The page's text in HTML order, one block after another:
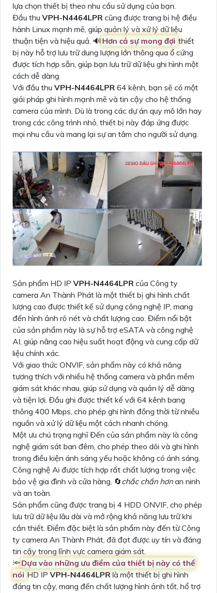
lựa chọn thiết bị theo nhu cầu sử dụng của bạn.
Đầu thu VPH-N4464LPR cũng được trang bị hệ điều
hành Linux mạnh mẽ, giúp quản lý và xử lý dữ liệu
thuận tiện và hiệu quả. 🔊 Hơn cả sự mong đợi thiết
bị này hỗ trợ lưu trữ dung lượng lớn thông qua ổ cứng
được tích hợp sẵn, giúp bạn lưu trữ dữ liệu ghi hình một
cách dễ dàng.
Với đầu thu VPH-N4464LPR 64 kênh, bạn sẽ có một
giải pháp ghi hình mạnh mẽ và tin cậy cho hệ thống
camera của mình. Dù là trong các dự án quy mô lớn hay
trong các công trình nhỏ, thiết bị này đáp ứng được
mọi nhu cầu và mang lại sự an tâm cho người sử dụng.
Sản phẩm HD IP VPH-N4464LPR của Công ty
camera An Thành Phát là một thiết bị ghi hình chất
lượng cao được thiết kế sử dụng công nghệ IP, mang
đến hình ảnh rõ nét và chất lượng cao. Điểm nổi bật
của sản phẩm này là sự hỗ trợ eSATA và công nghệ
AI, giúp nâng cao hiệu suất hoạt động và cung cấp dữ
liệu chính xác.
Với giao thức ONVIF, sản phẩm này có khả năng
tương thích với nhiều hệ thống camera và phần mềm
giám sát khác nhau, giúp sử dụng và quản lý dễ dàng
và tiện lợi. Đầu ghi được thiết kế với 64 kênh bang
thông 400 Mbps, cho phép ghi hình đồng thời từ nhiều
nguồn và xử lý dữ liệu một cách nhanh chóng.
Một ưu chú trọng nghĩ Đến của sản phẩm này là công
nghệ giám sát ban đêm, cho phép theo dõi và ghi hình
trong điều kiện ánh sáng yếu hoặc không có ánh sáng.
Công nghệ Ai được tích hợp rất chất lượng trong việc
bảo vệ gia đình và cửa hàng, 🔄chắc chắn hơnan ninh
và an toàn.
Sản phẩm cũng được trang bị 4 HDD ONVIF, cho phép
lưu trữ dữ liệu lâu dài và mở rộng khả năng lưu trữ khi
cần thiết. Điểm đặc biệt là sản phẩm này đến từ Công
ty camera An Thành Phát, đã đạt được uy tín và đáng
tin cậy trong lĩnh vực camera giám sát.
🔦 Dựa vào những ưu điểm của thiết bị này có thể
nóiHD IPVPH-N4464LPRlà một thiết bị ghi hình
đáng tin cậy, mang đến chất lượng hình ảnh tốt, hổ trợ